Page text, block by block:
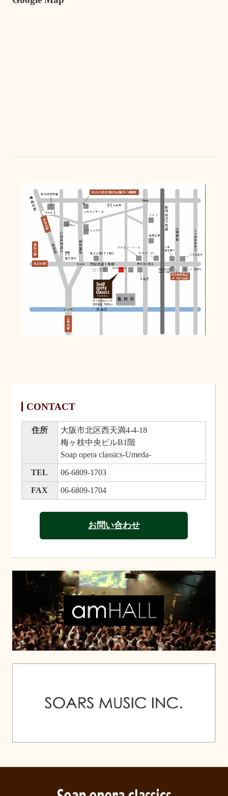
CONTACT
住所
大阪市北区西天満4-4-18
梅ヶ枝中央ビルB1階
Soap opera classics-Umeda-
TEL 06-6809-1703
FAX 06-6809-1704
お問い合わせ